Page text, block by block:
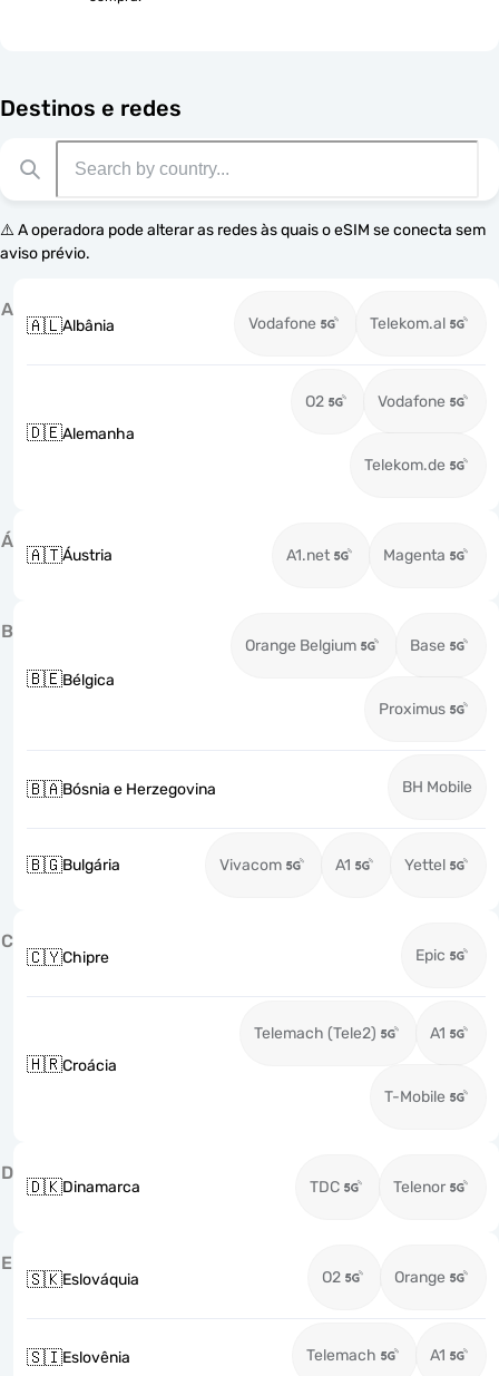
Destinos e redes
⚠️ A operadora pode alterar as redes às quais o eSIM se conecta sem
aviso prévio.
A
🇦🇱Albânia Vodafone Telekom.al
🇩🇪Alemanha
O2 Vodafone
Telekom.de
Á
🇦🇹Áustria A1.net Magenta
B
🇧🇪Bélgica
Orange Belgium Base
Proximus
🇧🇦Bósnia e Herzegovina BH Mobile
🇧🇬Bulgária Vivacom A1 Yettel
C
🇨🇾Chipre Epic
🇭🇷Croácia
Telemach (Tele2) A1
T-Mobile
D
🇩🇰Dinamarca TDC Telenor
E
🇸🇰Eslováquia O2 Orange
🇸🇮Eslovênia Telemach A1